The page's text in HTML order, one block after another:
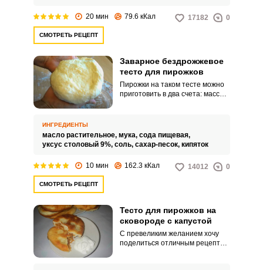
20 мин 79.6 кКал 17182 0
СМОТРЕТЬ РЕЦЕПТ
Заварное бездрожжевое
тесто для пирожков
Пирожки на таком тесте можно
приготовить в два счета: масса
животных жиров, что
понравится вегетарианцам.
ИНГРЕДИЕНТЫ
масло растительное, мука, сода пищевая,
уксус столовый 9%, соль, сахар-песок, кипяток
10 мин 162.3 кКал 14012 0
СМОТРЕТЬ РЕЦЕПТ
Тесто для пирожков на
сковороде с капустой
С превеликим желанием хочу
поделиться отличным рецептом